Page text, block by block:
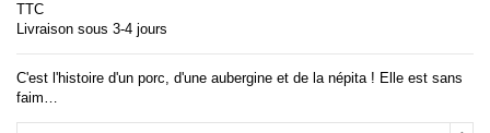
TTC
Livraison sous 3-4 jours
C'est l'histoire d'un porc, d'une aubergine et de la népita ! Elle est sans
faim…